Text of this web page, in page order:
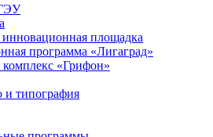
инновационная площадка
программа «Лигаград»­­
«Грифон»
и типография